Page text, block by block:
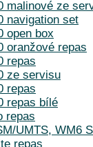
malinové ze
navigation set
open box
oranžové repas
repas
ze servisu
repas
repas bílé
repas
UMTS, WM6
repas